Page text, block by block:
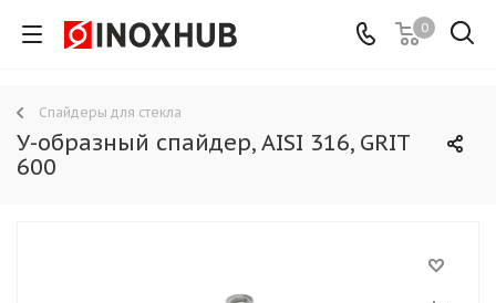
0
Спайдеры для стекла
У-образный спайдер, AISI 316, GRIT
600